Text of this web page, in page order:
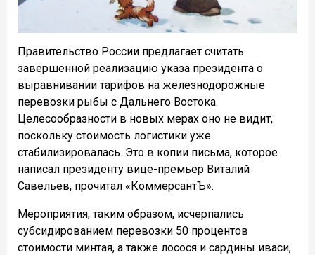
Правительство России предлагает считать
завершенной реализацию указа президента о
выравнивании тарифов на железнодорожные
перевозки рыбы с Дальнего Востока.
Целесообразности в новых мерах оно не видит,
поскольку стоимость логистики уже
стабилизировалась. Это в копии письма, которое
написал президенту вице-премьер Виталий
Савельев, прочитал «КоммерсантЪ».
Мероприятия, таким образом, исчерпались
субсидированием перевозки 50 процентов
стоимости минтая, а также лосося и сардины иваси,